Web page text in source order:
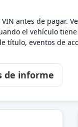
VIN antes de
el vehículo
título, eventos de
de informe